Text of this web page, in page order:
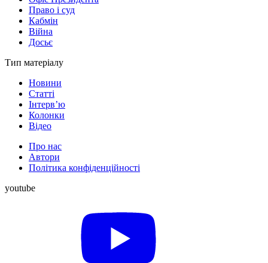
Право і суд
Кабмін
Війна
Досьє
Тип матеріалу
Новини
Статті
Інтерв’ю
Колонки
Відео
Про нас
Автори
Політика конфіденційності
youtube